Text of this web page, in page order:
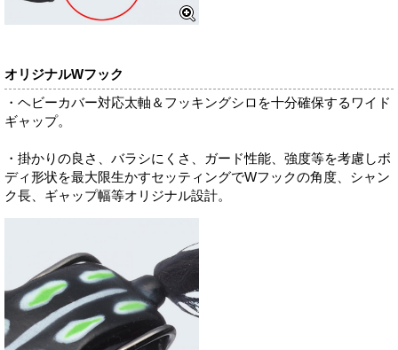
オリジナルWフック
・ヘビーカバー対応太軸＆フッキングシロを十分確保するワイド
ギャップ。
・掛かりの良さ、バラシにくさ、ガード性能、強度等を考慮しボ
ディ形状を最大限生かすセッティングでWフックの角度、シャン
ク長、ギャップ幅等オリジナル設計。